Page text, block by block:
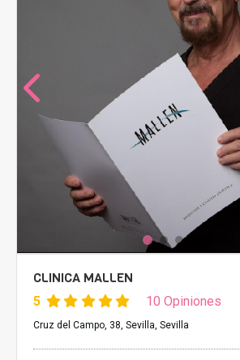
CLINICA MALLEN
5 10 Opiniones
Cruz del Campo, 38, Sevilla, Sevilla